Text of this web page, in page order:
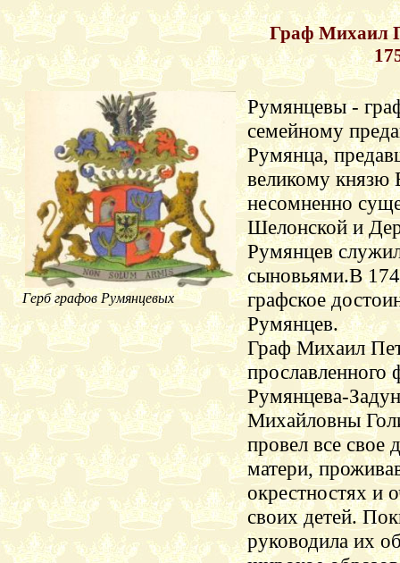
Граф Михаил
Герб графов Румянцевых
Румянцевы -
семейному
Румянца,
великому князю
несомненно
Шелонской и
Румянцев
сыновьями.В
графское
Румянцев.
Граф Михаил
прославленного
Румянцева-
Михайловны
провел все свое
матери,
окрестностях и
своих детей.
руководила их